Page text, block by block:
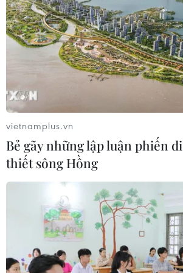
khai nhiều giải pháp để việc tổ chức
toàn, nghiêm túc, đúng quy chế.
Thi tốt nghiệp THPT: Giảm
vietnamplus.vn
Bẻ gãy những lập luận phiến
thiết sông Hồng